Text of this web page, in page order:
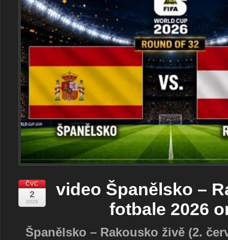
ČVC
2
2026
video Španělsko –
fotbale 2026
Španělsko – Rakousko živě (2.